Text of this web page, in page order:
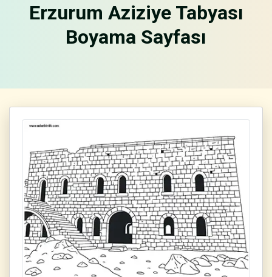
Erzurum Aziziye Tabyası
Boyama Sayfası